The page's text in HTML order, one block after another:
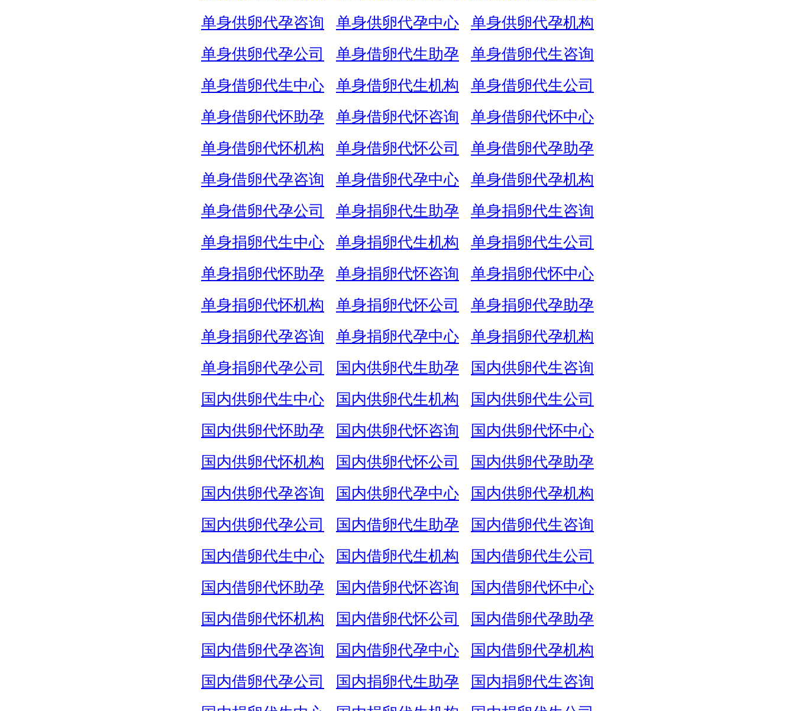
单身供卵代孕咨询
单身供卵代孕中心
单身供卵代孕机构
单身供卵代孕公司
单身借卵代生助孕
单身借卵代生咨询
单身借卵代生中心
单身借卵代生机构
单身借卵代生公司
单身借卵代怀助孕
单身借卵代怀咨询
单身借卵代怀中心
单身借卵代怀机构
单身借卵代怀公司
单身借卵代孕助孕
单身借卵代孕咨询
单身借卵代孕中心
单身借卵代孕机构
单身借卵代孕公司
单身捐卵代生助孕
单身捐卵代生咨询
单身捐卵代生中心
单身捐卵代生机构
单身捐卵代生公司
单身捐卵代怀助孕
单身捐卵代怀咨询
单身捐卵代怀中心
单身捐卵代怀机构
单身捐卵代怀公司
单身捐卵代孕助孕
单身捐卵代孕咨询
单身捐卵代孕中心
单身捐卵代孕机构
单身捐卵代孕公司
国内供卵代生助孕
国内供卵代生咨询
国内供卵代生中心
国内供卵代生机构
国内供卵代生公司
国内供卵代怀助孕
国内供卵代怀咨询
国内供卵代怀中心
国内供卵代怀机构
国内供卵代怀公司
国内供卵代孕助孕
国内供卵代孕咨询
国内供卵代孕中心
国内供卵代孕机构
国内供卵代孕公司
国内借卵代生助孕
国内借卵代生咨询
国内借卵代生中心
国内借卵代生机构
国内借卵代生公司
国内借卵代怀助孕
国内借卵代怀咨询
国内借卵代怀中心
国内借卵代怀机构
国内借卵代怀公司
国内借卵代孕助孕
国内借卵代孕咨询
国内借卵代孕中心
国内借卵代孕机构
国内借卵代孕公司
国内捐卵代生助孕
国内捐卵代生咨询